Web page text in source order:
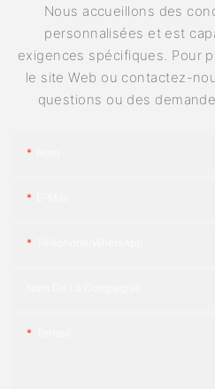
Nous accueillons des
personnalisées et est
exigences spécifiques. Pour
le site Web ou contactez-
questions ou des